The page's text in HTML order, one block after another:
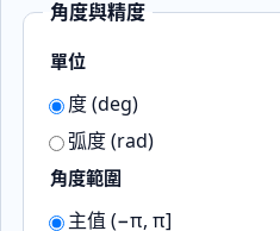
角度與精度
單位
度 (deg)
弧度 (rad)
角度範圍
主值 (−π, π]